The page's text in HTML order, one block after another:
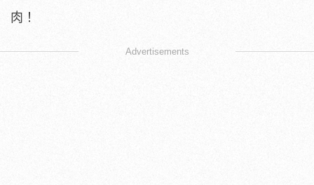
肉！
Advertisements